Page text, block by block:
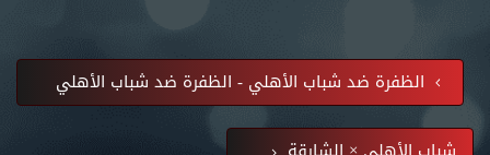
الظفرة ضد شباب الأهلي - الظفرة ضد شباب الأهلي